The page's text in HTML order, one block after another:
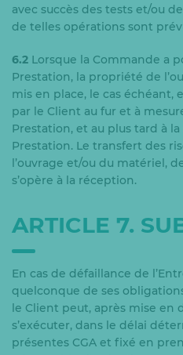
avec succès des tests et/ou
de telles opérations sont
6.2 Lorsque la Commande a
Prestation, la propriété de
mis en place, le cas échéant,
par le Client au fur et à
Prestation, et au plus tard à
Prestation. Le transfert des
l’ouvrage et/ou du matériel,
s’opère à la réception.
ARTICLE 7.
En cas de défaillance de
quelconque de ses
le Client peut, après mise en
s’exécuter, dans le délai
présentes CGA et fixé en